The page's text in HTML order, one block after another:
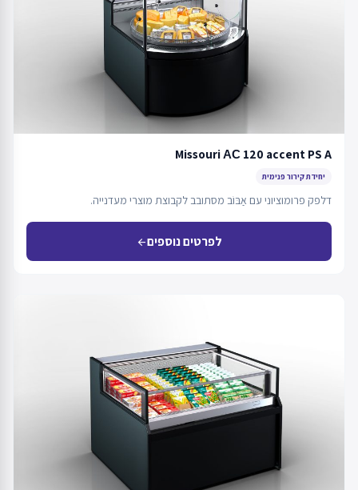
Missouri АС 120 accent PS A
יחידת קירור פנימית
דלפק פרומוציוני עם אַבּוֹב מסתובב לקבוצת מוצרי מעדנייה.
לפרטים נוספיםarrow_back